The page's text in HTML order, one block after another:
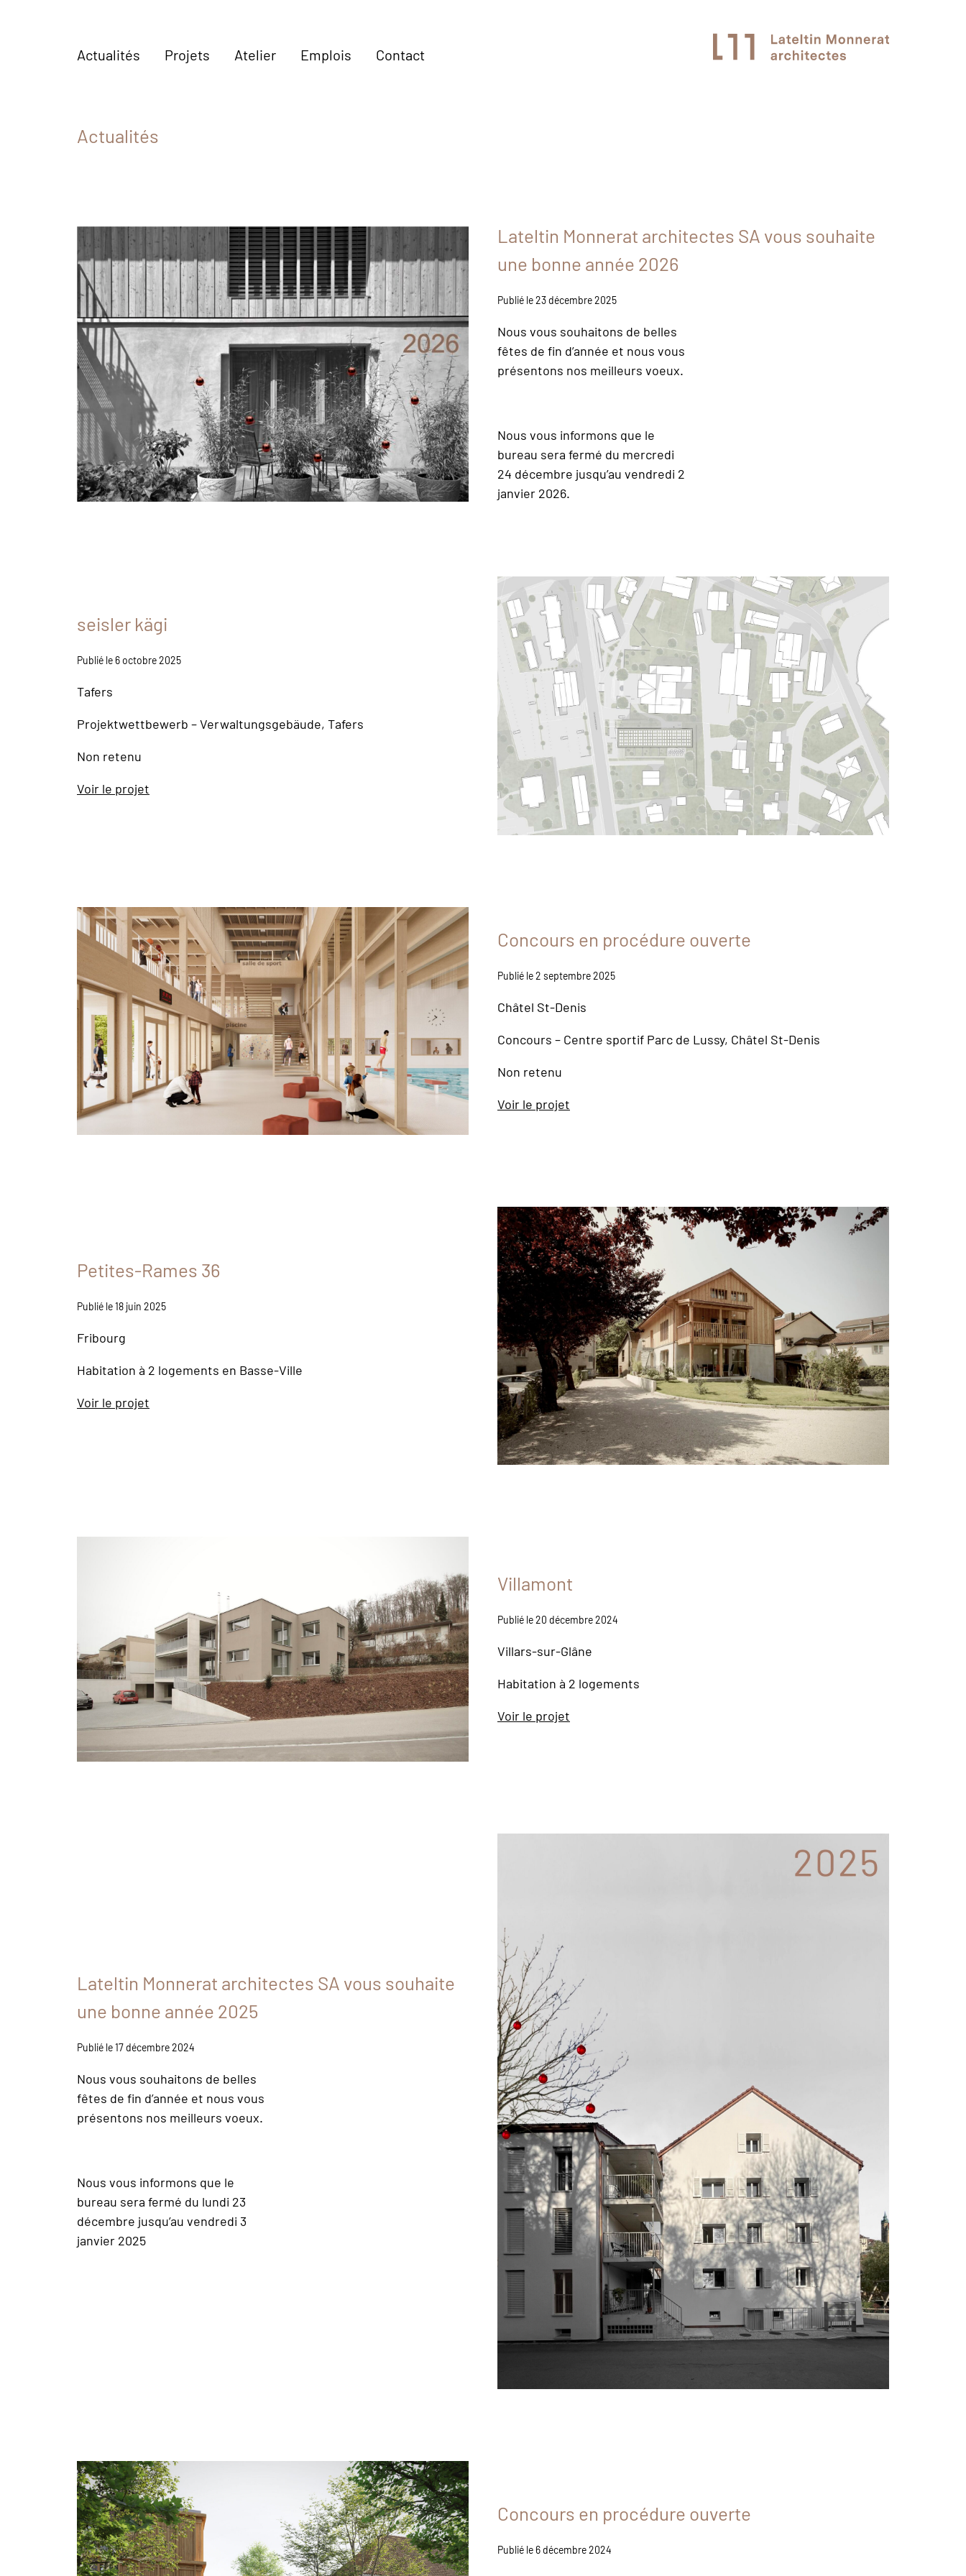
Actualités Projets Atelier Emplois Contact
Actualités
Lateltin Monnerat architectes SA vous souhaite
une bonne année 2026
Publié le 23 décembre 2025
Nous vous souhaitons de belles
fêtes de fin d’année et nous vous
présentons nos meilleurs voeux.
Nous vous informons que le
bureau sera fermé du mercredi
24 décembre jusqu’au vendredi 2
janvier 2026.
seisler kägi
Publié le 6 octobre 2025
Tafers
Projektwettbewerb – Verwaltungsgebäude, Tafers
Non retenu
Voir le projet
Concours en procédure ouverte
Publié le 2 septembre 2025
Châtel St-Denis
Concours – Centre sportif Parc de Lussy, Châtel St-Denis
Non retenu
Voir le projet
Petites-Rames 36
Publié le 18 juin 2025
Fribourg
Habitation à 2 logements en Basse-Ville
Voir le projet
Villamont
Publié le 20 décembre 2024
Villars-sur-Glâne
Habitation à 2 logements
Voir le projet
Lateltin Monnerat architectes SA vous souhaite
une bonne année 2025
Publié le 17 décembre 2024
Nous vous souhaitons de belles
fêtes de fin d’année et nous vous
présentons nos meilleurs voeux.
Nous vous informons que le
bureau sera fermé du lundi 23
décembre jusqu’au vendredi 3
janvier 2025
Concours en procédure ouverte
Publié le 6 décembre 2024